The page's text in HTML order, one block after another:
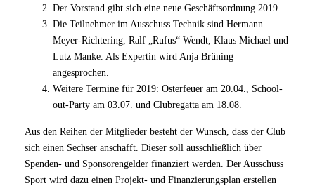
Der Vorstand gibt sich eine neue Geschäftsordnung 2019.
Die Teilnehmer im Ausschuss Technik sind Hermann
Meyer-Richtering, Ralf „Rufus“ Wendt, Klaus Michael und
Lutz Manke. Als Expertin wird Anja Brüning
angesprochen.
Weitere Termine für 2019: Osterfeuer am 20.04., School-
out-Party am 03.07. und Clubregatta am 18.08.
Aus den Reihen der Mitglieder besteht der Wunsch, dass der Club
sich einen Sechser anschafft. Dieser soll ausschließlich über
Spenden- und Sponsorengelder finanziert werden. Der Ausschuss
Sport wird dazu einen Projekt- und Finanzierungsplan erstellen